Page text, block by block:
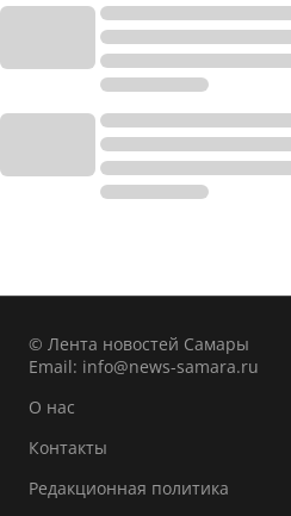
© Лента новостей Самары
Email: info@news-samara.ru
О нас
Контакты
Редакционная политика